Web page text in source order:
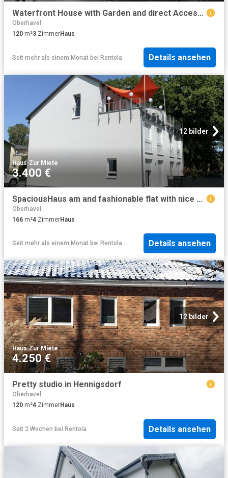
Waterfront House with Garden and direct Accessibility to water Hohen Neuendorf currently under Renovation,inside pictures will follow soon
Oberhavel
120 m²3 ZimmerHaus
Seit mehr als einem Monat bei Rentola Details ansehen
12 bilder
Haus·Zur Miete
3.400 €
SpaciousHaus am and fashionable flat with nice neighbours
Oberhavel
166 m²4 ZimmerHaus
Seit mehr als einem Monat bei Rentola Details ansehen
12 bilder
Haus·Zur Miete
4.250 €
Pretty studio in Hennigsdorf
Oberhavel
120 m²4 ZimmerHaus
Seit 2 Wochen bei Rentola Details ansehen